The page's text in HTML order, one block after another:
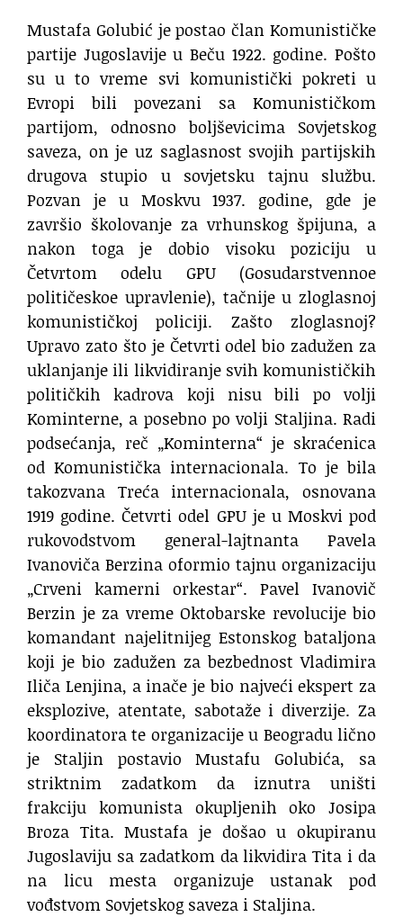
Mustafa Golubić je postao član Komunističke
partije Jugoslavije u Beču 1922. godine. Pošto
su u to vreme svi komunistički pokreti u
Evropi bili povezani sa Komunističkom
partijom, odnosno boljševicima Sovjetskog
saveza, on je uz saglasnost svojih partijskih
drugova stupio u sovjetsku tajnu službu.
Pozvan je u Moskvu 1937. godine, gde je
završio školovanje za vrhunskog špijuna, a
nakon toga je dobio visoku poziciju u
Četvrtom odelu GPU (Gosudarstvennoe
političeskoe upravlenie), tačnije u zloglasnoj
komunističkoj policiji. Zašto zloglasnoj?
Upravo zato što je Četvrti odel bio zadužen za
uklanjanje ili likvidiranje svih komunističkih
političkih kadrova koji nisu bili po volji
Kominterne, a posebno po volji Staljina. Radi
podsećanja, reč „Kominterna“ je skraćenica
od Komunistička internacionala. To je bila
takozvana Treća internacionala, osnovana
1919 godine. Četvrti odel GPU je u Moskvi pod
rukovodstvom general-lajtnanta Pavela
Ivanoviča Berzina oformio tajnu organizaciju
„Crveni kamerni orkestar“. Pavel Ivanovič
Berzin je za vreme Oktobarske revolucije bio
komandant najelitnijeg Estonskog bataljona
koji je bio zadužen za bezbednost Vladimira
Iliča Lenjina, a inače je bio najveći ekspert za
eksplozive, atentate, sabotaže i diverzije. Za
koordinatora te organizacije u Beogradu lično
je Staljin postavio Mustafu Golubića, sa
striktnim zadatkom da iznutra uništi
frakciju komunista okupljenih oko Josipa
Broza Tita. Mustafa je došao u okupiranu
Jugoslaviju sa zadatkom da likvidira Tita i da
na licu mesta organizuje ustanak pod
vođstvom Sovjetskog saveza i Staljina.